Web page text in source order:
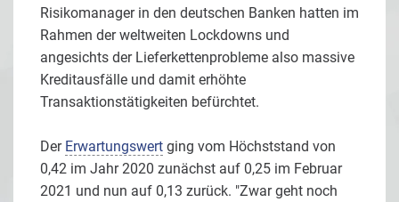
Risikomanager in den deutschen Banken hatten im
Rahmen der weltweiten Lockdowns und
angesichts der Lieferkettenprobleme also massive
Kreditausfälle und damit erhöhte
Transaktionstätigkeiten befürchtet.
Der Erwartungswert ging vom Höchststand von
0,42 im Jahr 2020 zunächst auf 0,25 im Februar
2021 und nun auf 0,13 zurück. "Zwar geht noch